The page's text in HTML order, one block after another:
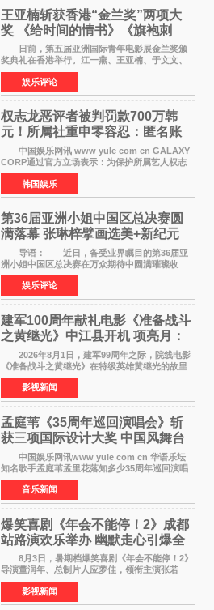
王亚楠斩获香港“金兰奖”两项大
奖 《给时间的情书》《旗袍刺
客》双双获肯定
日前，第五届亚洲国际青年电影展金兰奖颁
奖典礼在香港举行。江一燕、王亚楠、于文文、
李东学等知名演员出席活动。著名演员、导演王
亚楠凭借音乐故事片《给时间的情书》和院线电
影《旗袍刺客》
娱乐评论
权志龙恶评者被判罚款700万韩
元！所属社重申零容忍：匿名账
号也难逃刑责
中国娱乐网讯 www yule com cn GALAXY
CORP通过官方立场表示：为保护所属艺人权志
龙的名誉和权益，将持续对网络上发生的名誉损
害、散布虚假事实、侮辱、恶意诽谤等行为采取
法律应对措施。
韩国娱乐
第36届亚洲小姐中国区总决赛圆
满落幕 张琳梓擘画选美+新纪元
导语： 近日，备受业界瞩目的第36届亚
洲小姐中国区总决赛在万众期待中圆满璀璨收
官。整场盛典汇聚万千芳华，不仅完成了新一届
美丽代言人的加冕选拔，更在行业发展层面带来
颠覆性突破。活动
娱乐评论
建军100周年献礼电影《准备战斗
之黄继光》中江县开机 项亮月：
以光影为笔，书写英雄赞歌
2026年8月1日，建军99周年之际，院线电影
《准备战斗之黄继光》在特级英雄黄继光的故里
——四川省德阳市中江县黄继光出生地正式开
机。本片出品人、总制片人项亮月主持开机仪
式，&zwnj;特级英雄
影视新闻
孟庭苇《35周年巡回演唱会》斩
获三项国际设计大奖 中国风舞台
美学获全球认可
中国娱乐网讯www yule com cn 华语乐坛
知名歌手孟庭苇孟里花落知多少35周年巡回演唱
会再传喜讯。该演唱会先后荣获美国MUSE
Creative Awards白金奖（Platinum Winner）、
英国London Design
音乐新闻
爆笑喜剧《年会不能停！2》成都
站路演欢乐举办 幽默走心引爆全
场共鸣
8月3日，暑期档爆笑喜剧《年会不能停！2》
导演董润年、总制片人应萝佳，领衔主演张若
昀、白客，惊喜出演庄达菲，特别主演孙艺洲，
特别出演田雨，友情出演欧阳奋强出席成都路
演，与观众近距离互
影视新闻